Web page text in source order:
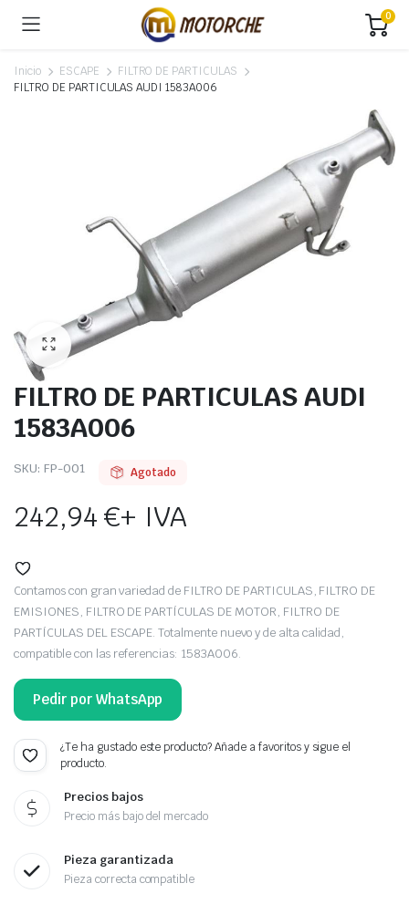
0
Inicio ESCAPE
FILTRO DE PARTICULAS
FILTRO DE PARTICULAS AUDI 1583A006
FILTRO DE PARTICULAS AUDI
1583A006
SKU: FP-001 Agotado
242,94€+ IVA
Contamos con gran variedad de FILTRO DE PARTICULAS, FILTRO DE
EMISIONES, FILTRO DE PARTÍCULAS DE MOTOR, FILTRO DE
PARTÍCULAS DEL ESCAPE. Totalmente nuevo y de alta calidad,
compatible con las referencias: 1583A006.
Pedir por WhatsApp
¿Te ha gustado este producto? Añade a favoritos y sigue el
producto.
Precios bajos
Precio más bajo del mercado
Pieza garantizada
Pieza correcta compatible